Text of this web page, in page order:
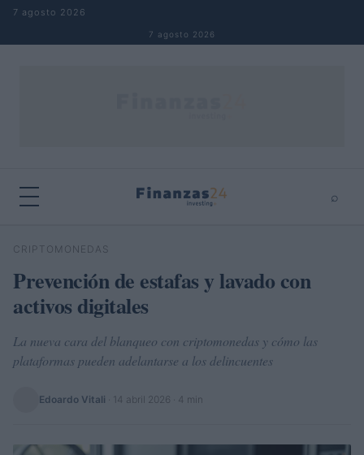
Saltar al contenido
7 agosto 2026
7 agosto 2026
⌕
Buscar
CRIPTOMONEDAS
Prevención de estafas y lavado con
activos digitales
La nueva cara del blanqueo con criptomonedas y cómo las
plataformas pueden adelantarse a los delincuentes
Edoardo Vitali 14 abril 2026 · 4 min